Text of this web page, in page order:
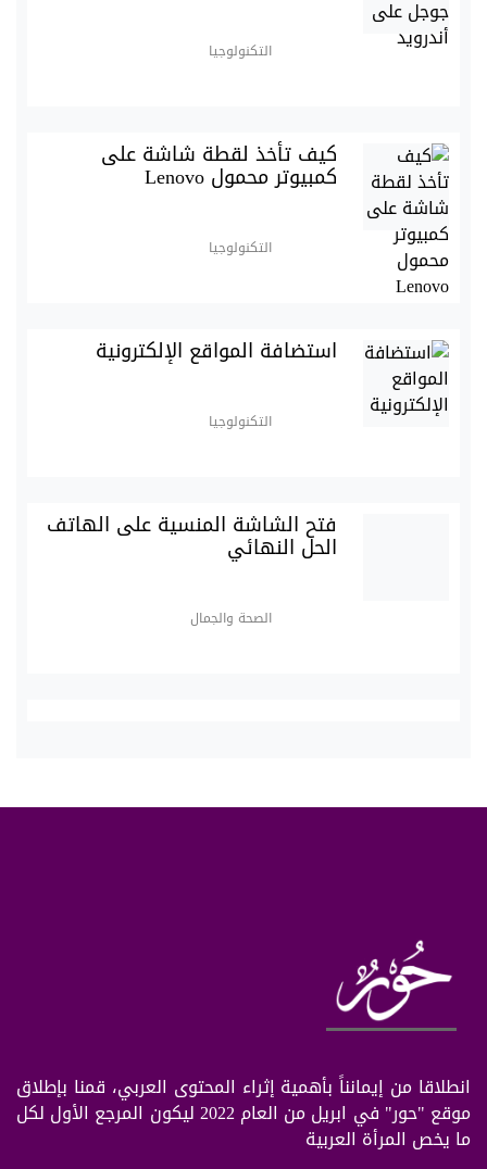
التكنولوجيا
كيف تأخذ لقطة شاشة على
كمبيوتر محمول Lenovo
التكنولوجيا
استضافة المواقع الإلكترونية
التكنولوجيا
فتح الشاشة المنسية على الهاتف
الحل النهائي
الصحة والجمال
انطلاقا من إيمانناً بأهمية إثراء المحتوى العربي، قمنا بإطلاق
موقع "حور" في ابريل من العام 2022 ليكون المرجع الأول لكل
ما يخص المرأة العربية